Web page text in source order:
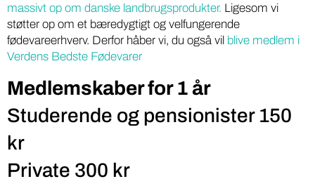
massivt op om danske landbrugsprodukter. Ligesom vi
støtter op om et bæredygtigt og velfungerende
fødevareerhverv. Derfor håber vi, du også vil blive medlem i
Verdens Bedste Fødevarer
Medlemskaber for 1 år
Studerende og pensionister 150
kr
Private 300 kr